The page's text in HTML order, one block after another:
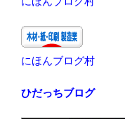
にほんブログ村
ひだっちブログ